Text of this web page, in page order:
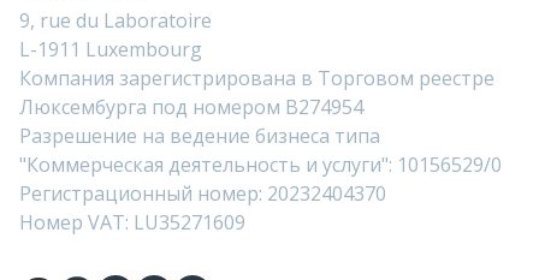
9, rue du Laboratoire
L-1911 Luxembourg
Компания зарегистрирована в Торговом реестре
Люксембурга под номером B274954
Разрешение на ведение бизнеса типа
"Коммерческая деятельность и услуги": 10156529/0
Регистрационный номер: 20232404370
Номер VAT: LU35271609